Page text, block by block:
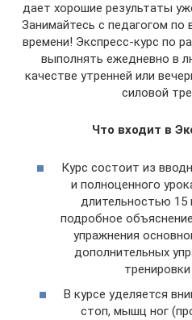
дает хорошие результаты
Занимайтесь с педагогом по
времени! Экспресс-курс по
выполнять ежедневно в
качестве утренней или
силовой
Что входит в
Курс состоит из
и полноценного
длительностью 15
подробное
упражнения
дополнительных
В курсе уделяется
стоп, мышц ног